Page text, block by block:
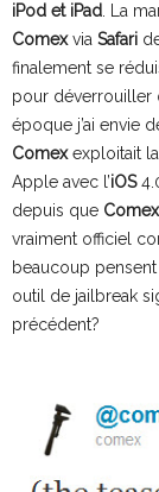
iPod et iPad . La
Comexvia Safari
finalement se
pour déverrouiller
époque j’ai envie
Comexexploitait
Apple avec l’iOS
depuis que Comex
vraiment officiel
beaucoup pensent
outil de jailbreak
précédent?